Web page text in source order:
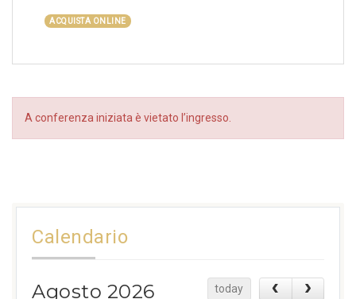
ACQUISTA ONLINE
A conferenza iniziata è vietato l’ingresso.
Calendario
Agosto 2026 today